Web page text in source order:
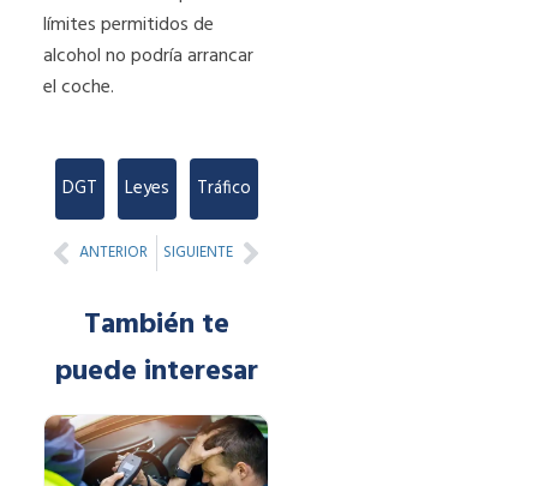
límites permitidos de
alcohol no podría arrancar
el coche.
DGT Leyes Tráfico
Prev
ANTERIOR SIGUIENTENext
También te
puede interesar